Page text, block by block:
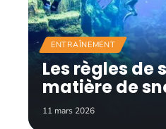
ENTRAÎNEMENT
Les règles de
matière de
11 mars 2026